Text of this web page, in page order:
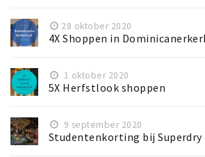
28 oktober 2020
4X Shoppen in
1 oktober 2020
5X Herfstlook shoppen
9 september 2020
Studentenkorting bij Superdry